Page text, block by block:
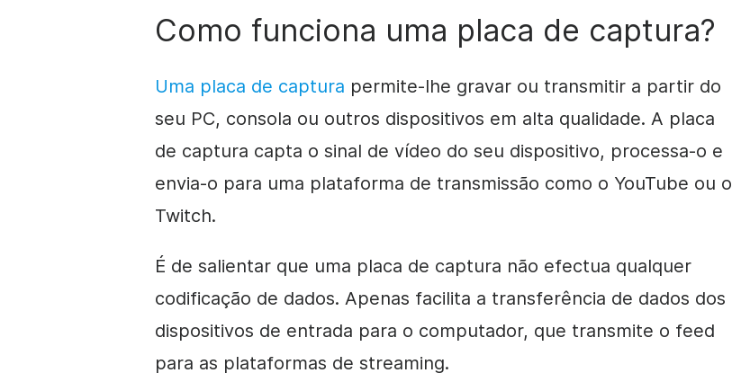
Como funciona uma placa de captura?
Uma placa de captura permite-lhe gravar ou transmitir a partir do
seu PC, consola ou outros dispositivos em alta qualidade. A placa
de captura capta o sinal de vídeo do seu dispositivo, processa-o e
envia-o para uma plataforma de transmissão como o YouTube ou o
Twitch.
É de salientar que uma placa de captura não efectua qualquer
codificação de dados. Apenas facilita a transferência de dados dos
dispositivos de entrada para o computador, que transmite o feed
para as plataformas de streaming.